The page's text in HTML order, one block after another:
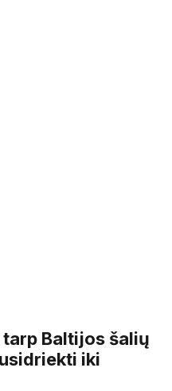
Baltijos šalių
iki